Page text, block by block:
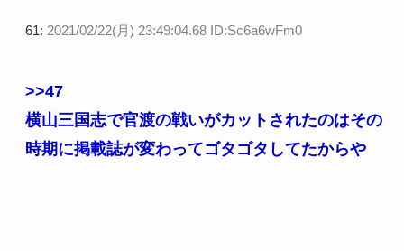
61: 2021/02/22(月) 23:49:04.68 ID:Sc6a6wFm0
>>47
横山三国志で官渡の戦いがカットされたのはその
時期に掲載誌が変わってゴタゴタしてたからや